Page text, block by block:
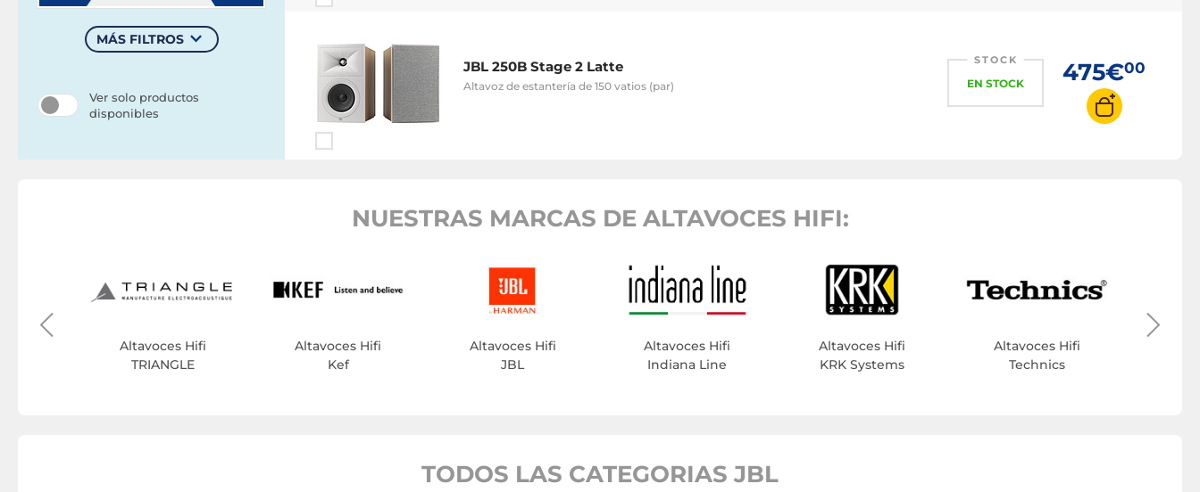
MÁS FILTROS
Ver solo productos
disponibles
JBL 250B Stage 2 Latte
Altavoz de estantería de 150 vatios (par)
STOCK
EN STOCK 475€00
NUESTRAS MARCAS DE ALTAVOCES HIFI:
Altavoces Hifi
TRIANGLE
Altavoces Hifi
Kef
Altavoces Hifi
JBL
Altavoces Hifi
Indiana Line
Altavoces Hifi
KRK Systems
Altavoces Hifi
Technics
TODOS LAS CATEGORIAS JBL